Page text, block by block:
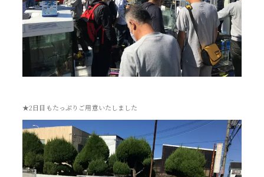
★2日目もたっぷりご用意いたしました